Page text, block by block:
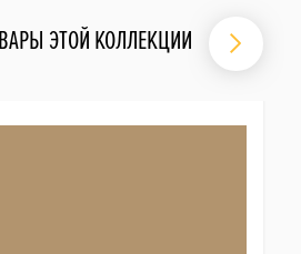
ЭТОЙ КОЛЛЕКЦИИ